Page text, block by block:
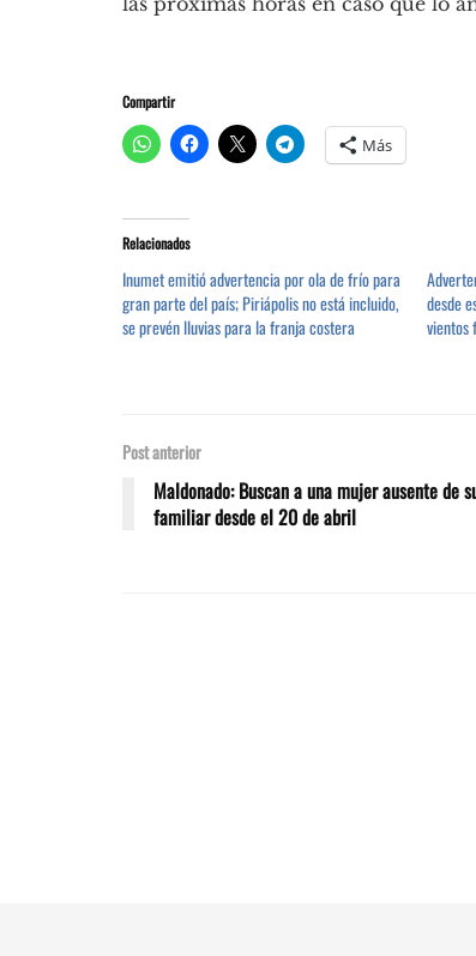
Compartir
Más
Relacionados
Inumet emitió advertencia por ola de frío para
gran parte del país; Piriápolis no está incluido,
se prevén lluvias para la franja costera
desde
vientos
Post anterior
Maldonado: Buscan a una mujer ausente de
familiar desde el 20 de abril